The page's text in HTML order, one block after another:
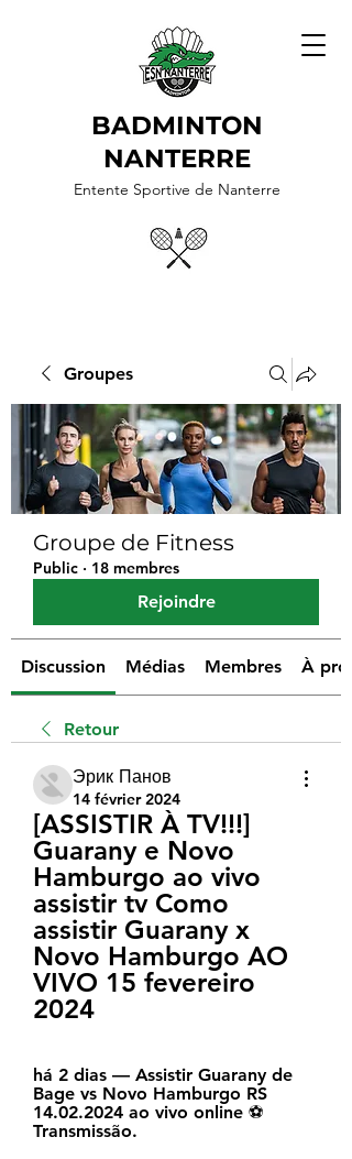
BADMINTON
NANTERRE
Entente Sportive de Nanterre
Groupes
Groupe de Fitness
Public · 18 membres
Rejoindre
Discussion Médias Membres À
Retour
Эрик Панов
14 février 2024
[ASSISTIR À TV!!!]
Guarany e Novo
Hamburgo ao vivo
assistir tv Como
assistir Guarany x
Novo Hamburgo AO
VIVO 15 fevereiro
2024
há 2 dias — Assistir Guarany de
Bage vs Novo Hamburgo RS
14.02.2024 ao vivo online ⚽
Transmissão.